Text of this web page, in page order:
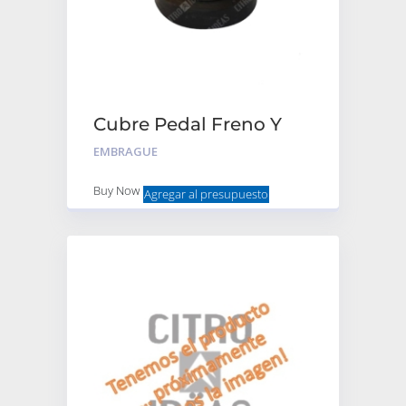
Cubre Pedal Freno Y
Embrague 2Cv
EMBRAGUE
Buy Now Agregar al presupuesto